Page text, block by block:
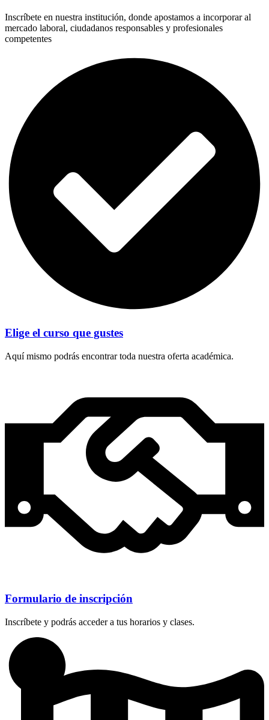
Inscríbete en nuestra institución, donde apostamos a incorporar al
mercado laboral, ciudadanos responsables y profesionales
competentes
Elige el curso que gustes
Aquí mismo podrás encontrar toda nuestra oferta académica.
Formulario de inscripción
Inscríbete y podrás acceder a tus horarios y clases.